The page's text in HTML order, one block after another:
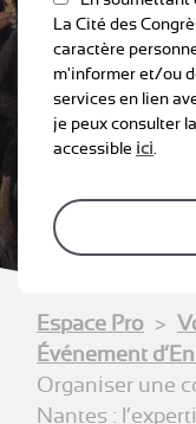
La Cité des
caractère
m'informer et/ou
services en lien
je peux consulter
accessible ici
Espace Pro
Événement
Organiser une
Nantes :